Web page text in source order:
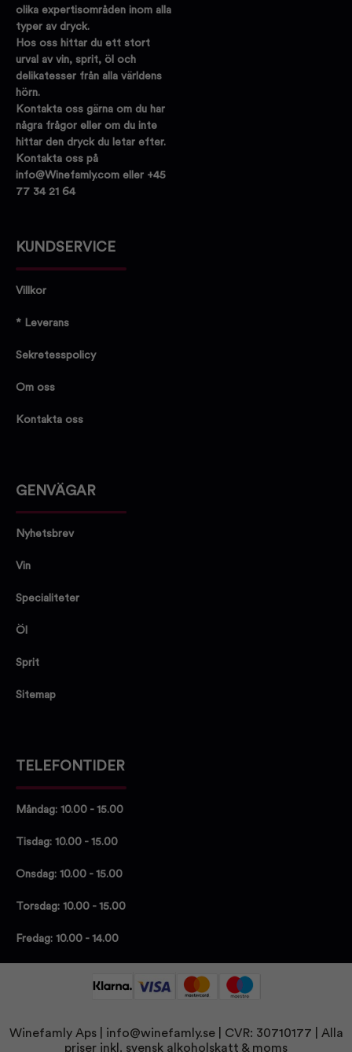
olika expertisområden inom alla
typer av dryck.
Hos oss hittar du ett stort
urval av vin, sprit, öl och
delikatesser från alla världens
hörn.
Kontakta oss gärna om du har
några frågor eller om du inte
hittar den dryck du letar efter.
Kontakta oss på
info@Winefamly.com eller +45
77 34 21 64
KUNDSERVICE
Villkor
* Leverans
Sekretesspolicy
Om oss
Kontakta oss
GENVÄGAR
Nyhetsbrev
Vin
Specialiteter
Öl
Sprit
Sitemap
TELEFONTIDER
Måndag: 10.00 - 15.00
Tisdag: 10.00 - 15.00
Onsdag: 10.00 - 15.00
Torsdag: 10.00 - 15.00
Fredag: 10.00 - 14.00
Winefamly Aps | info@winefamly.se| CVR: 30710177
| Alla
priser inkl. svensk alkoholskatt & moms